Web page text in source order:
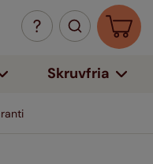
Skruvfria